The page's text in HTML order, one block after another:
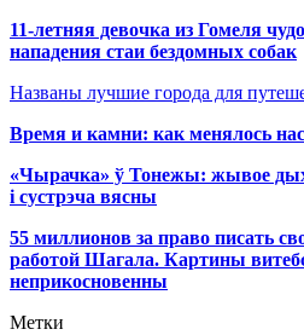
11-летняя девочка из Гомеля
нападения стаи бездомных собак
Названы лучшие города для
Время и камни: как менялось
«Чырачка» ў Тонежы: жывое
і сустрэча вясны
55 миллионов за право писать
работой Шагала. Картины
неприкосновенны
Метки